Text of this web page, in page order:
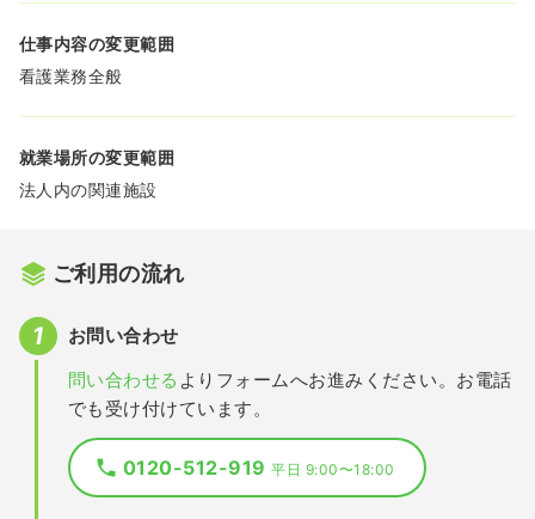
仕事内容の変更範囲
看護業務全般
就業場所の変更範囲
法人内の関連施設
ご利用の流れ
お問い合わせ
問い合わせる よりフォームへお進みください。お電話
でも受け付けています。
0120-512-919平日 9:00〜18:00